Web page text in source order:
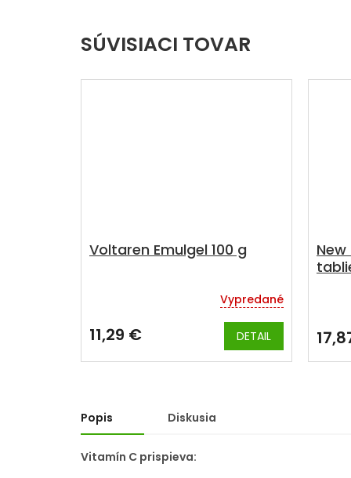
SÚVISIACI TOVAR
Voltaren Emulgel 100 g
produktu
5,0
Vypredané
11,29 € DETAIL
Popis Diskusia
Vitamín C prispieva: